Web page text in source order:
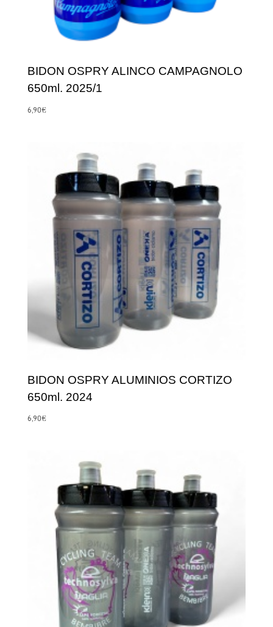
BIDON OSPRY ALINCO CAMPAGNOLO
650ml. 2025/1
6,90€
BIDON OSPRY ALUMINIOS CORTIZO
650ml. 2024
6,90€